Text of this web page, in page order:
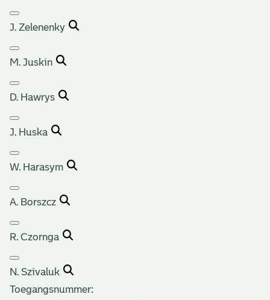
J. Zelenenky
M. Juskin
D. Hawrys
J. Huska
W. Harasym
A. Borszcz
R. Czornga
N. Szivaluk
Toegangsnummer: